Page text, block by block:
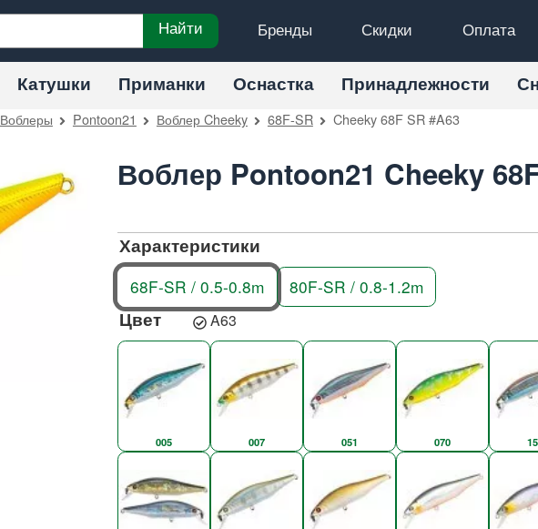
Бренды Скидки Оплата
Найти
Катушки Приманки Оснастка Принадлежности
Воблеры Pontoon21 Воблер Cheeky 68F-SR Cheeky 68F SR #A63
Воблер Pontoon21 Cheeky
Характеристики
68F-SR / 0.5-0.8m 80F-SR / 0.8-1.2m
Цвет A63
005 007 051 070